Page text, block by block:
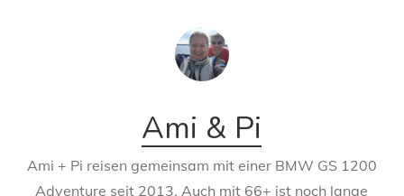
Ami & Pi
Ami + Pi reisen gemeinsam mit einer BMW GS 1200
Adventure seit 2013. Auch mit 66+ ist noch lange